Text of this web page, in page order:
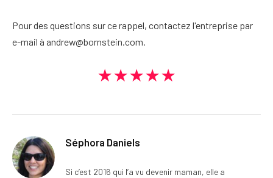
Pour des questions sur ce rappel, contactez l'entreprise par
e-mail à andrew@bornstein.com.
★★★★★
Séphora Daniels
Si c’est 2016 qui l’a vu devenir maman, elle a